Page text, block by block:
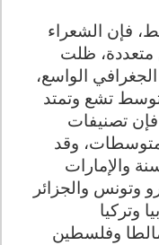
فإن الشعراء
متعددة، ظلت
الواسع،
تشع وتمتد
تصنيفات
وقد
والإمارات
وتونس والجزائر
وتركيا
وفلسطين